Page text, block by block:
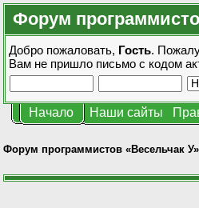
Форум
Добро пожаловать, Гость.
Вам не пришло письмо с кодом
Начало Наши сайты
Форум программистов «Весельчак У»